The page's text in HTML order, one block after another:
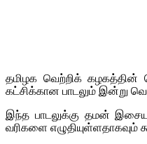
தமிழக வெற்றிக் கழகத்தின்
கட்சிக்கான பாடலும் இன்று
இந்த பாடலுக்கு தமன்
வரிகளை எழுதியுள்ளதாகவும்